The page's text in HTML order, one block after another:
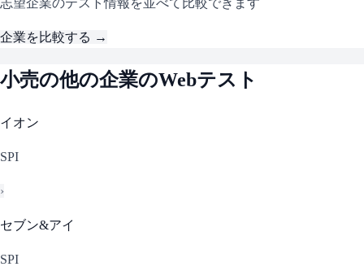
志望企業のテスト情報を並べて比較できます
企業を比較する →
小売の他の企業のWebテスト
イオン
SPI
›
セブン&アイ
SPI